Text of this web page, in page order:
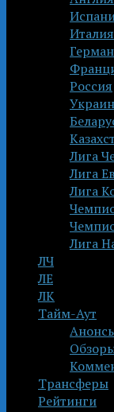
Италия
Россия
Лига
Лига
Лига
Лига
ЛЧ
ЛЕ
ЛК
Тайм-Аут
Трансферы
Рейтинги